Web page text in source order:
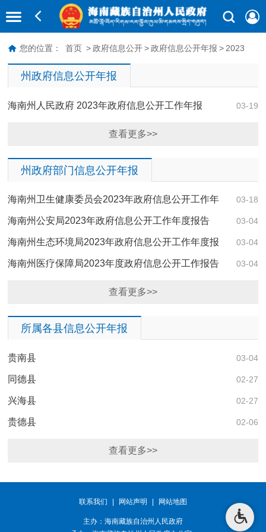
您的位置： 首页 > 政府信息公开 > 政府信息公开年报 > 2023
州政府信息公开年报
03-19
海南州人民政府 2023年政府信息公开工作年报
查看更多>>
州政府部门信息公开年报
03-18
海南州卫生健康委员会2023年政府信息公开工作年
度报告 03-04
海南州公安局2023年政府信息公开工作年度报告
03-04
海南州生态环境局2023年政府信息公开工作年度报
告 03-04
海南州医疗保障局2023年度政府信息公开工作报告
查看更多>>
所属各县信息公开年报
03-04
贵南县
02-27
同德县
02-27
兴海县
02-06
贵德县
查看更多>>
联系我们 | 网站声明 | 网站地图
主办：海南藏族自治州人民政府